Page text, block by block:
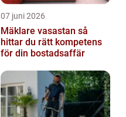
07 juni 2026
Mäklare vasastan så
hittar du rätt kompetens
för din bostadsaffär